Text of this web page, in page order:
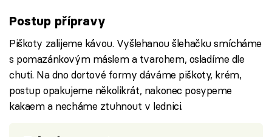
Postup přípravy
Piškoty zalijeme kávou. Vyšlehanou šlehačku smícháme
s pomazánkovým máslem a tvarohem, osladíme dle
chuti. Na dno dortové formy dáváme piškoty, krém,
postup opakujeme několikrát, nakonec posypeme
kakaem a necháme ztuhnout v lednici.